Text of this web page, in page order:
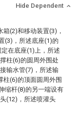
Hide Dependent
(2)和移动装置(3)，
(3)，所述底座(1)的
在底座(1)上，所述
柱(6)的圆周外围处
输水管(7)，所述输
柱(6)的顶面圆周外围
缩杆(8)的另一端设有
(12)，所述喷灌头